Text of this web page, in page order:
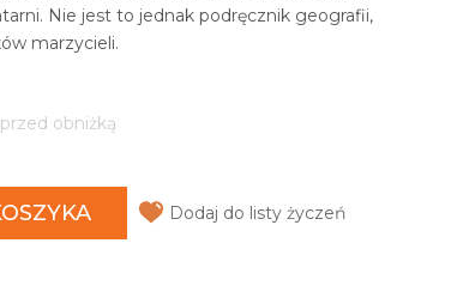
Nie jest to jednak podręcznik geografii,
marzycieli.
obniżką
Dodaj do listy życzeń